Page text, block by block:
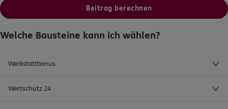
Beitrag berechnen
Welche Bausteine kann ich wählen?
Werkstattbonus
Wertschutz 24